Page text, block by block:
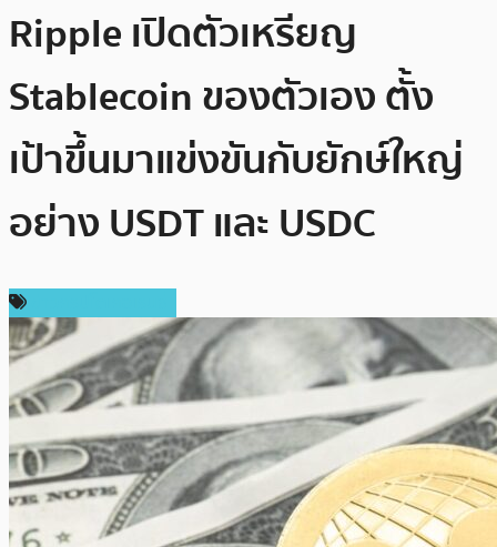
Ripple เปิดตัวเหรียญ
Stablecoin ของตัวเอง ตั้ง
เป้าขึ้นมาแข่งขันกับยักษ์ใหญ่
อย่าง USDT และ USDC